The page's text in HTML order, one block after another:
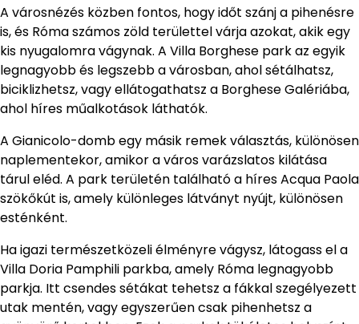
A városnézés közben fontos, hogy időt szánj a pihenésre
is, és Róma számos zöld területtel várja azokat, akik egy
kis nyugalomra vágynak. A Villa Borghese park az egyik
legnagyobb és legszebb a városban, ahol sétálhatsz,
biciklizhetsz, vagy ellátogathatsz a Borghese Galériába,
ahol híres műalkotások láthatók.
A Gianicolo-domb egy másik remek választás, különösen
naplementekor, amikor a város varázslatos kilátása
tárul eléd. A park területén található a híres Acqua Paola
szökőkút is, amely különleges látványt nyújt, különösen
esténként.
Ha igazi természetközeli élményre vágysz, látogass el a
Villa Doria Pamphili parkba, amely Róma legnagyobb
parkja. Itt csendes sétákat tehetsz a fákkal szegélyezett
utak mentén, vagy egyszerűen csak pihenhetsz a